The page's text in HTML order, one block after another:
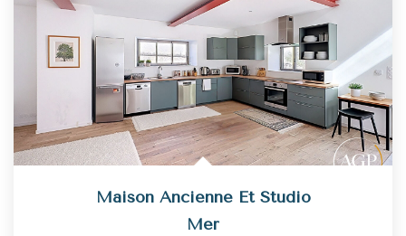
Maison Ancienne Et Studio
Mer